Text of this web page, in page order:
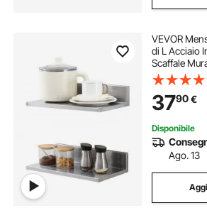
VEVOR
di L Acciaio
Scaffale
Soggiorno
20kg,
Portaoggetti
Inox per
3790€
Disponibile
Ago. 13